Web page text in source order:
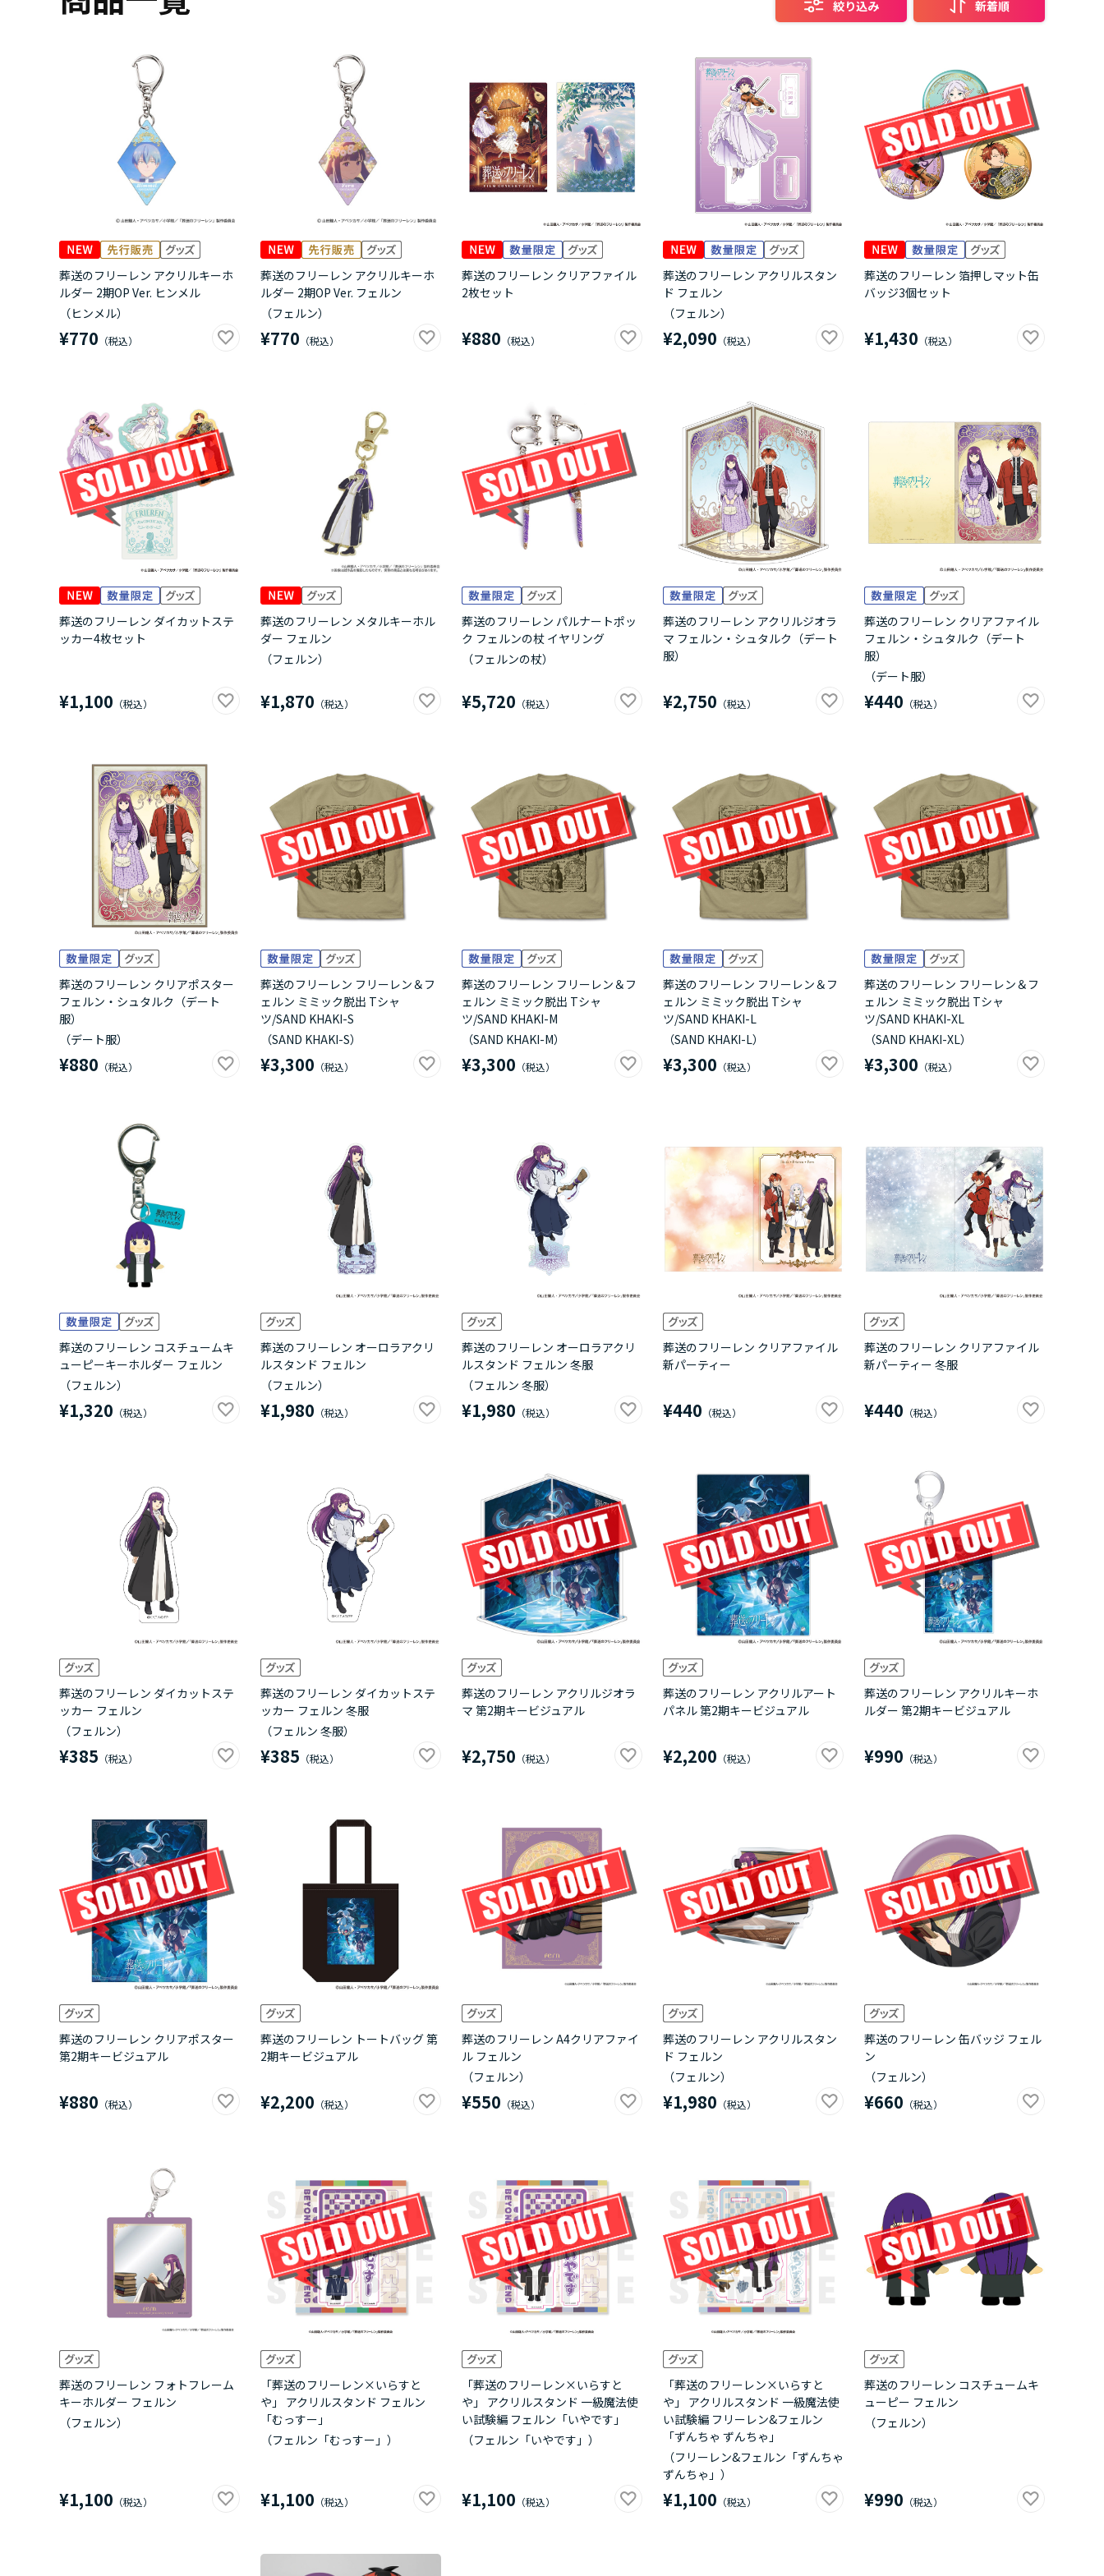
絞り込み 新着順
葬送のフリーレン アクリルキーホ
ルダー 2期OP Ver. ヒンメル
（ヒンメル）
¥770
葬送のフリーレン アクリルキーホ
ルダー 2期OP Ver. フェルン
（フェルン）
¥770
葬送のフリーレン クリアファイル
2枚セット
¥880
葬送のフリーレン アクリルスタン
ド フェルン
（フェルン）
¥2,090
葬送のフリーレン 箔押しマット缶
バッジ3個セット
¥1,430
葬送のフリーレン ダイカットステ
ッカー4枚セット
¥1,100
葬送のフリーレン メタルキーホル
ダー フェルン
（フェルン）
¥1,870
葬送のフリーレン パルナートポッ
ク フェルンの杖 イヤリング
（フェルンの杖）
¥5,720
葬送のフリーレン アクリルジオラ
マ フェルン・シュタルク（デート
服）
¥2,750
葬送のフリーレン クリアファイル
フェルン・シュタルク（デート
服）
（デート服）
¥440
葬送のフリーレン クリアポスター
フェルン・シュタルク（デート
服）
（デート服）
¥880
葬送のフリーレン フリーレン＆フ
ェルン ミミック脱出 Tシャ
ツ/SAND KHAKI-S
（SAND KHAKI-S）
¥3,300
葬送のフリーレン フリーレン＆フ
ェルン ミミック脱出 Tシャ
ツ/SAND KHAKI-M
（SAND KHAKI-M）
¥3,300
葬送のフリーレン フリーレン＆フ
ェルン ミミック脱出 Tシャ
ツ/SAND KHAKI-L
（SAND KHAKI-L）
¥3,300
葬送のフリーレン フリーレン＆フ
ェルン ミミック脱出 Tシャ
ツ/SAND KHAKI-XL
（SAND KHAKI-XL）
¥3,300
葬送のフリーレン コスチュームキ
ューピーキーホルダー フェルン
（フェルン）
¥1,320
葬送のフリーレン オーロラアクリ
ルスタンド フェルン
（フェルン）
¥1,980
葬送のフリーレン オーロラアクリ
ルスタンド フェルン 冬服
（フェルン 冬服）
¥1,980
葬送のフリーレン クリアファイル
新パーティー
¥440
葬送のフリーレン クリアファイル
新パーティー 冬服
¥440
葬送のフリーレン ダイカットステ
ッカー フェルン
（フェルン）
¥385
葬送のフリーレン ダイカットステ
ッカー フェルン 冬服
（フェルン 冬服）
¥385
葬送のフリーレン アクリルジオラ
マ 第2期キービジュアル
¥2,750
葬送のフリーレン アクリルアート
パネル 第2期キービジュアル
¥2,200
葬送のフリーレン アクリルキーホ
ルダー 第2期キービジュアル
¥990
葬送のフリーレン クリアポスター
第2期キービジュアル
¥880
葬送のフリーレン トートバッグ 第
2期キービジュアル
¥2,200
葬送のフリーレン A4クリアファイ
ル フェルン
（フェルン）
¥550
葬送のフリーレン アクリルスタン
ド フェルン
（フェルン）
¥1,980
葬送のフリーレン 缶バッジ フェル
ン
（フェルン）
¥660
葬送のフリーレン フォトフレーム
キーホルダー フェルン
（フェルン）
¥1,100
「葬送のフリーレン×いらすと
や」 アクリルスタンド フェルン
「むっすー」
（フェルン「むっすー」）
¥1,100
「葬送のフリーレン×いらすと
や」 アクリルスタンド 一級魔法使
い試験編 フェルン「いやです」
（フェルン「いやです」）
¥1,100
「葬送のフリーレン×いらすと
や」 アクリルスタンド 一級魔法使
い試験編 フリーレン&フェルン
「ずんちゃ ずんちゃ」
（フリーレン&フェルン「ずんちゃ
ずんちゃ」）
¥1,100
葬送のフリーレン コスチュームキ
ューピー フェルン
（フェルン）
¥990